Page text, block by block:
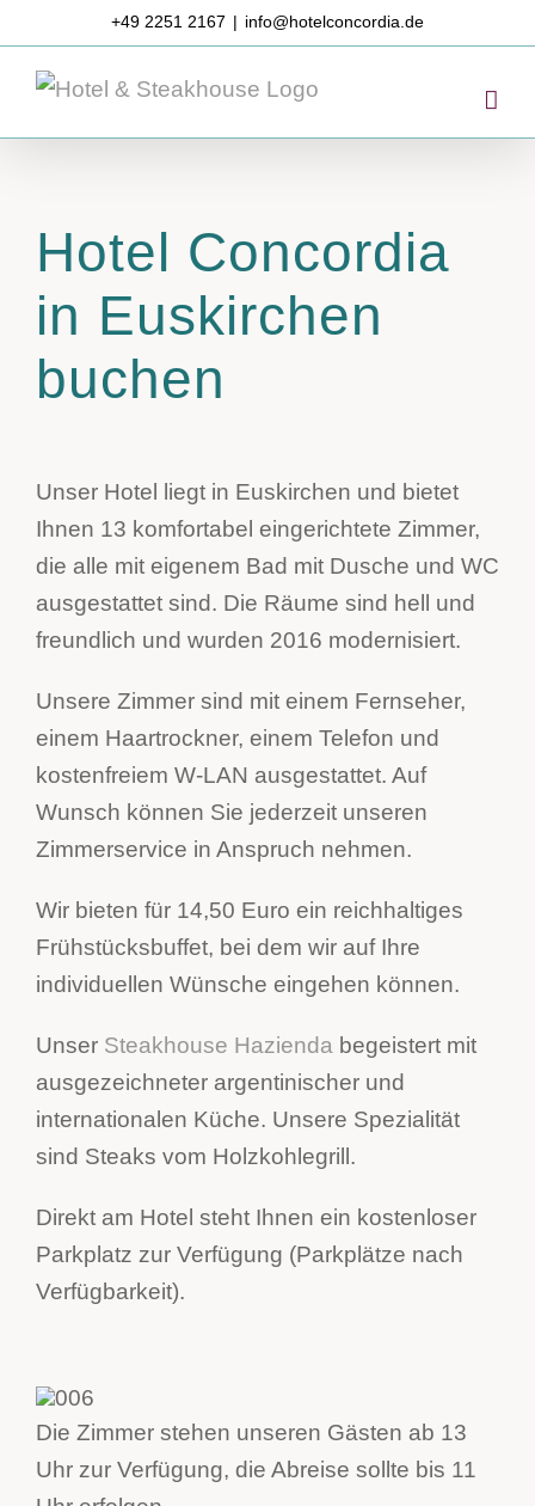
Inhalt
springen
+49 2251 2167 | info@hotelconcordia.de
Hotel Concordia
in Euskirchen
buchen
Unser Hotel liegt in Euskirchen und bietet
Ihnen 13 komfortabel eingerichtete Zimmer,
die alle mit eigenem Bad mit Dusche und WC
ausgestattet sind. Die Räume sind hell und
freundlich und wurden 2016 modernisiert.
Unsere Zimmer sind mit einem Fernseher,
einem Haartrockner, einem Telefon und
kostenfreiem W-LAN ausgestattet. Auf
Wunsch können Sie jederzeit unseren
Zimmerservice in Anspruch nehmen.
Wir bieten für 14,50 Euro ein reichhaltiges
Frühstücksbuffet, bei dem wir auf Ihre
individuellen Wünsche eingehen können.
Unser Steakhouse Hazienda begeistert mit
ausgezeichneter argentinischer und
internationalen Küche. Unsere Spezialität
sind Steaks vom Holzkohlegrill.
Direkt am Hotel steht Ihnen ein kostenloser
Parkplatz zur Verfügung (Parkplätze nach
Verfügbarkeit).
Die Zimmer stehen unseren Gästen ab 13
Uhr zur Verfügung, die Abreise sollte bis 11